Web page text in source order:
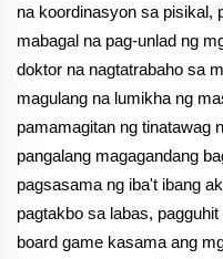
na koordinasyon sa pisikal,
mabagal na pag-unlad ng
doktor na nagtatrabaho sa
magulang na lumikha ng
pamamagitan ng tinatawag
pangalang magagandang
pagsasama ng iba't ibang
pagtakbo sa labas,
board game kasama ang